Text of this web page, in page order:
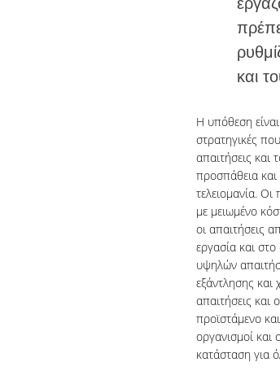
και
Η υπόθεση
στρατηγικές
απαιτήσεις και
προσπάθεια
τελειομανία.
με μειωμένο
οι απαιτήσεις
εργασία και
υψηλών
εξάντλησης
απαιτήσεις
προϊστάμενο
οργανισμοί και
κατάσταση για